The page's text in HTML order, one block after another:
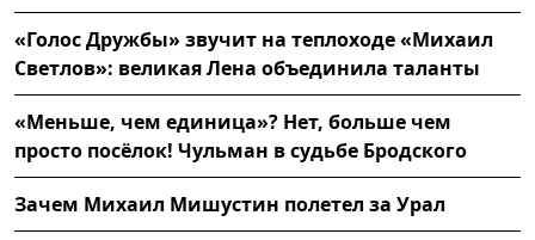
«Голос Дружбы» звучит на теплоходе «Михаил
Светлов»: великая Лена объединила таланты
«Меньше, чем единица»? Нет, больше чем
просто посёлок! Чульман в судьбе Бродского
Зачем Михаил Мишустин полетел за Урал